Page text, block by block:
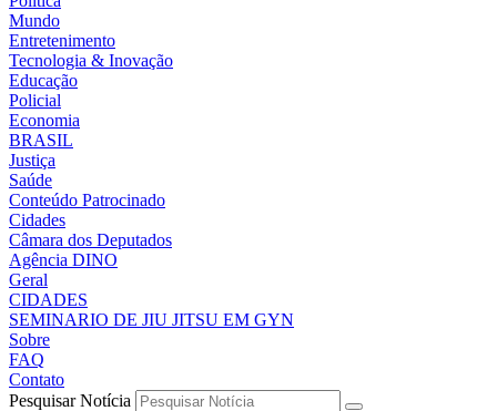
Mundo
Entretenimento
Tecnologia & Inovação
Educação
Policial
Economia
BRASIL
Justiça
Saúde
Conteúdo Patrocinado
Cidades
Câmara dos Deputados
Agência DINO
Geral
CIDADES
SEMINARIO DE JIU JITSU EM GYN
Sobre
FAQ
Contato
Pesquisar Notícia